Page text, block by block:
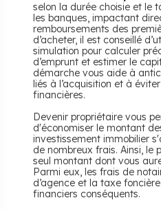
selon la durée choisie et le
les banques, impactant
remboursements des
d’acheter, il est conseillé
simulation pour calculer
d’emprunt et estimer le
démarche vous aide à
liés à l’acquisition et à
financières.
Devenir propriétaire vous
d'économiser le montant
investissement immobilier
de nombreux frais. Ainsi, le
seul montant dont vous
Parmi eux, les frais de
d’agence et la taxe
financiers conséquents.